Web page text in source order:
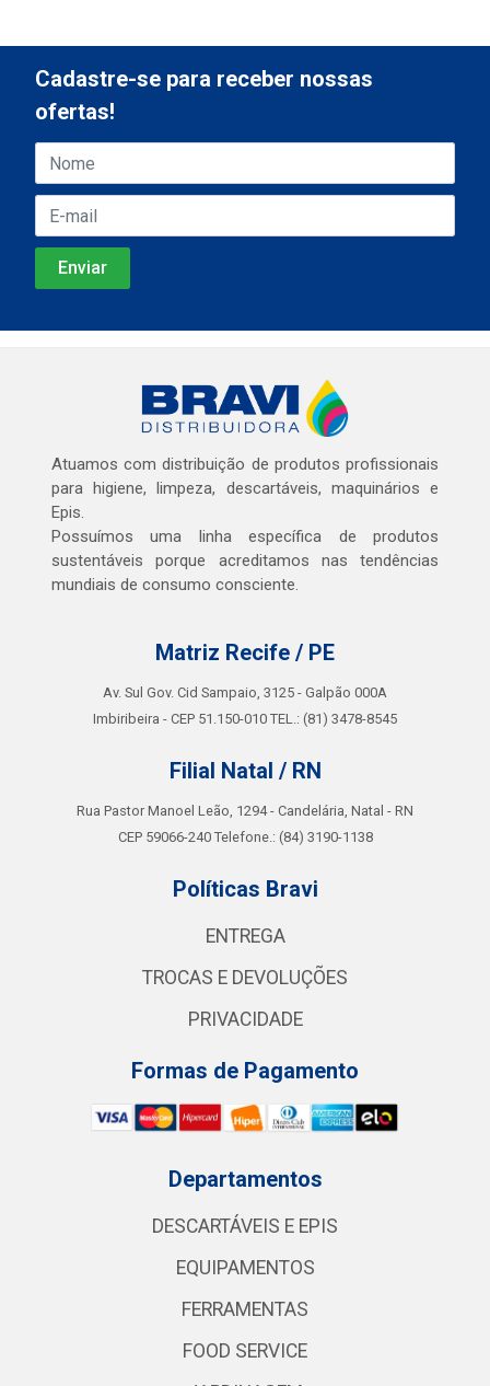
Cadastre-se para receber nossas
ofertas!
Atuamos com distribuição de produtos profissionais
para higiene, limpeza, descartáveis, maquinários e
Epis.
Possuímos uma linha específica de produtos
sustentáveis porque acreditamos nas tendências
mundiais de consumo consciente.
Matriz Recife / PE
Av. Sul Gov. Cid Sampaio, 3125 - Galpão 000A
Imbiribeira - CEP 51.150-010 TEL.: (81) 3478-8545
Filial Natal / RN
Rua Pastor Manoel Leão, 1294 - Candelária, Natal - RN
CEP 59066-240 Telefone.: (84) 3190-1138
Políticas Bravi
ENTREGA
TROCAS E DEVOLUÇÕES
PRIVACIDADE
Formas de Pagamento
Departamentos
DESCARTÁVEIS E EPIS
EQUIPAMENTOS
FERRAMENTAS
FOOD SERVICE